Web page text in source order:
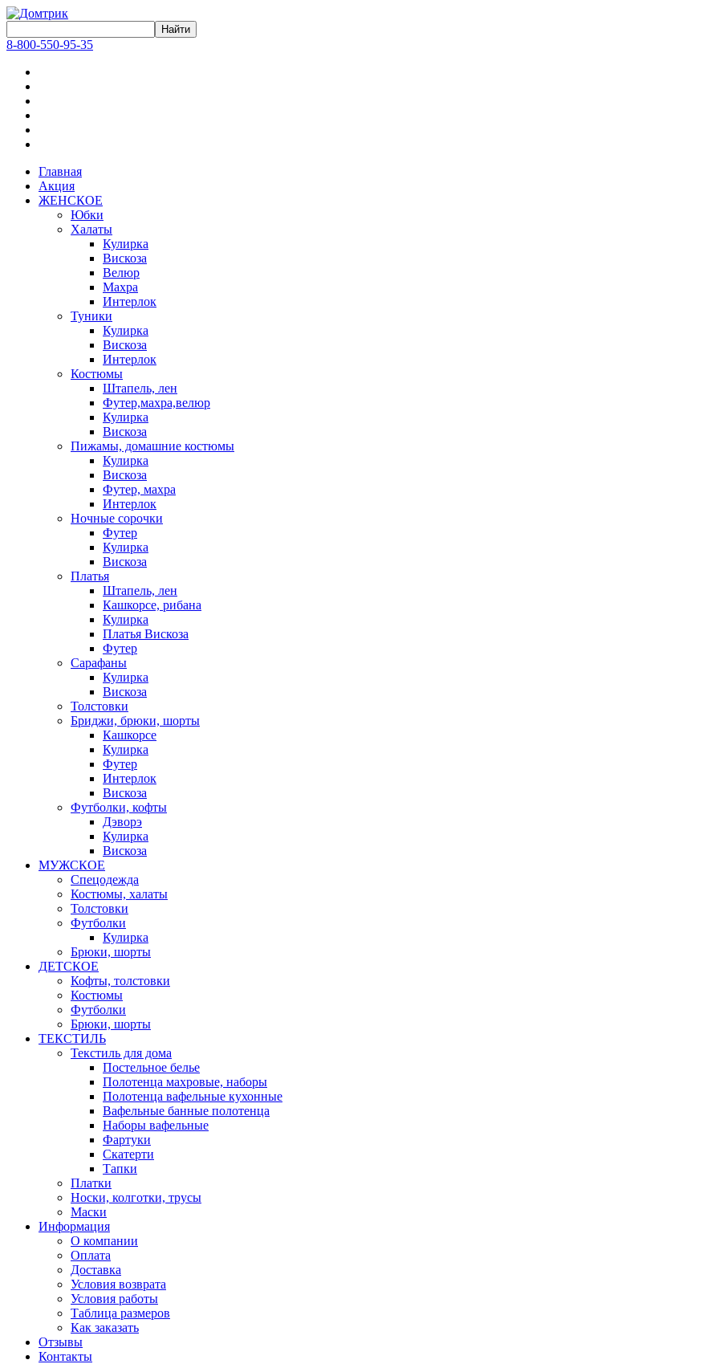
8-800-550-95-35
Главная
Акция
ЖЕНСКОЕ
Юбки
Халаты
Кулирка
Вискоза
Велюр
Махра
Интерлок
Туники
Кулирка
Вискоза
Интерлок
Костюмы
Штапель, лен
Футер,махра,велюр
Кулирка
Вискоза
Пижамы, домашние костюмы
Кулирка
Вискоза
Футер, махра
Интерлок
Ночные сорочки
Футер
Кулирка
Вискоза
Платья
Штапель, лен
Кашкорсе, рибана
Кулирка
Платья Вискоза
Футер
Сарафаны
Кулирка
Вискоза
Толстовки
Бриджи, брюки, шорты
Кашкорсе
Кулирка
Футер
Интерлок
Вискоза
Футболки, кофты
Дэворэ
Кулирка
Вискоза
МУЖСКОЕ
Спецодежда
Костюмы, халаты
Толстовки
Футболки
Кулирка
Брюки, шорты
ДЕТСКОЕ
Кофты, толстовки
Костюмы
Футболки
Брюки, шорты
ТЕКСТИЛЬ
Текстиль для дома
Постельное белье
Полотенца махровые, наборы
Полотенца вафельные кухонные
Вафельные банные полотенца
Наборы вафельные
Фартуки
Скатерти
Тапки
Платки
Носки, колготки, трусы
Маски
Информация
О компании
Оплата
Доставка
Условия возврата
Условия работы
Таблица размеров
Как заказать
Отзывы
Контакты